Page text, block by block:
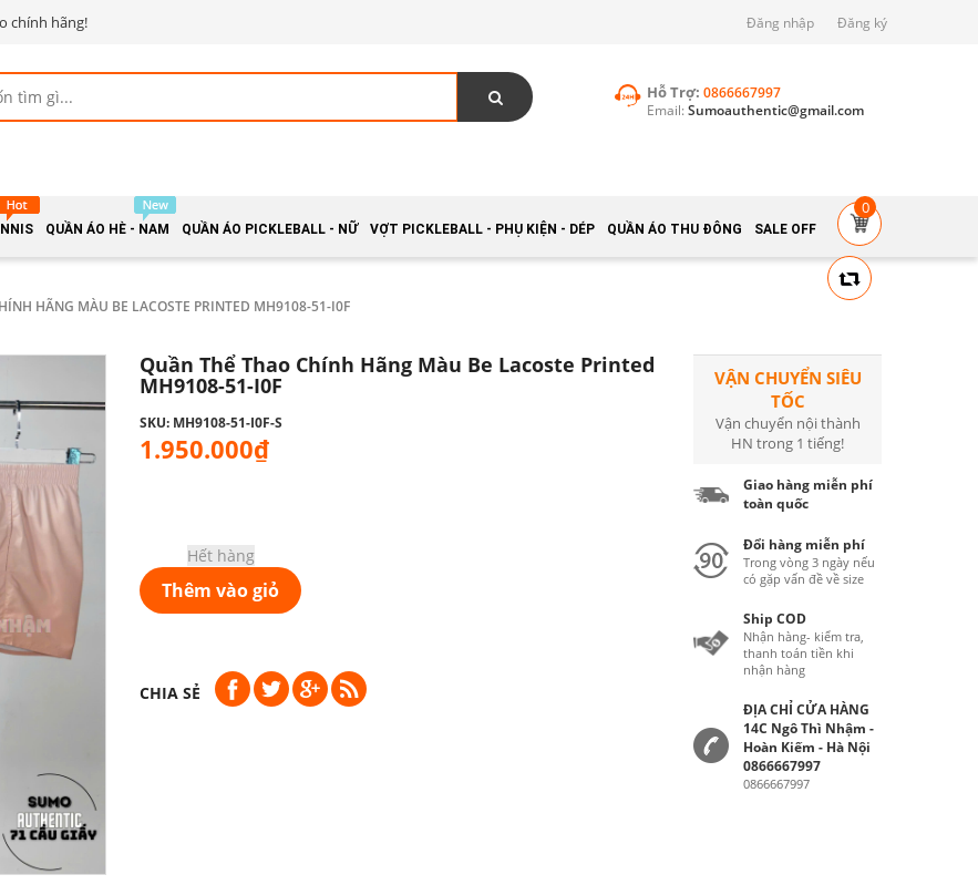
chính hãng! Đăng nhập Đăng ký
Hỗ Trợ: 0866667997
Email: Sumoauthentic@gmail.com
QUẦN ÁO HÈ - NAM QUẦN ÁO PICKLEBALL - NỮ VỢT PICKLEBALL - PHỤ KIỆN - DÉP QUẦN ÁO THU ĐÔNG SALE OFF
0
HÃNG MÀU BE LACOSTE PRINTED MH9108-51-I0F
Quần Thể Thao Chính Hãng Màu Be Lacoste Printed
MH9108-51-I0F
SKU: MH9108-51-I0F-S
1.950.000₫
Hết hàng
Thêm vào giỏ
CHIA SẺ
VẬN CHUYỂN SIÊU
TỐC
Vận chuyển nội thành
HN trong 1 tiếng!
Giao hàng miễn phí
toàn quốc
Đổi hàng miễn phí
Trong vòng 3 ngày nếu
có gặp vấn đề về size
Ship COD
Nhận hàng- kiểm tra,
thanh toán tiền khi
nhận hàng
ĐỊA CHỈ CỬA HÀNG
14C Ngô Thì Nhậm -
Hoàn Kiếm - Hà Nội
0866667997
0866667997